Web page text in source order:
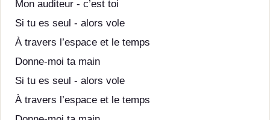
Mon auditeur - c’est toi
Si tu es seul - alors vole
À travers l’espace et le temps
Donne-moi ta main
Si tu es seul - alors vole
À travers l’espace et le temps